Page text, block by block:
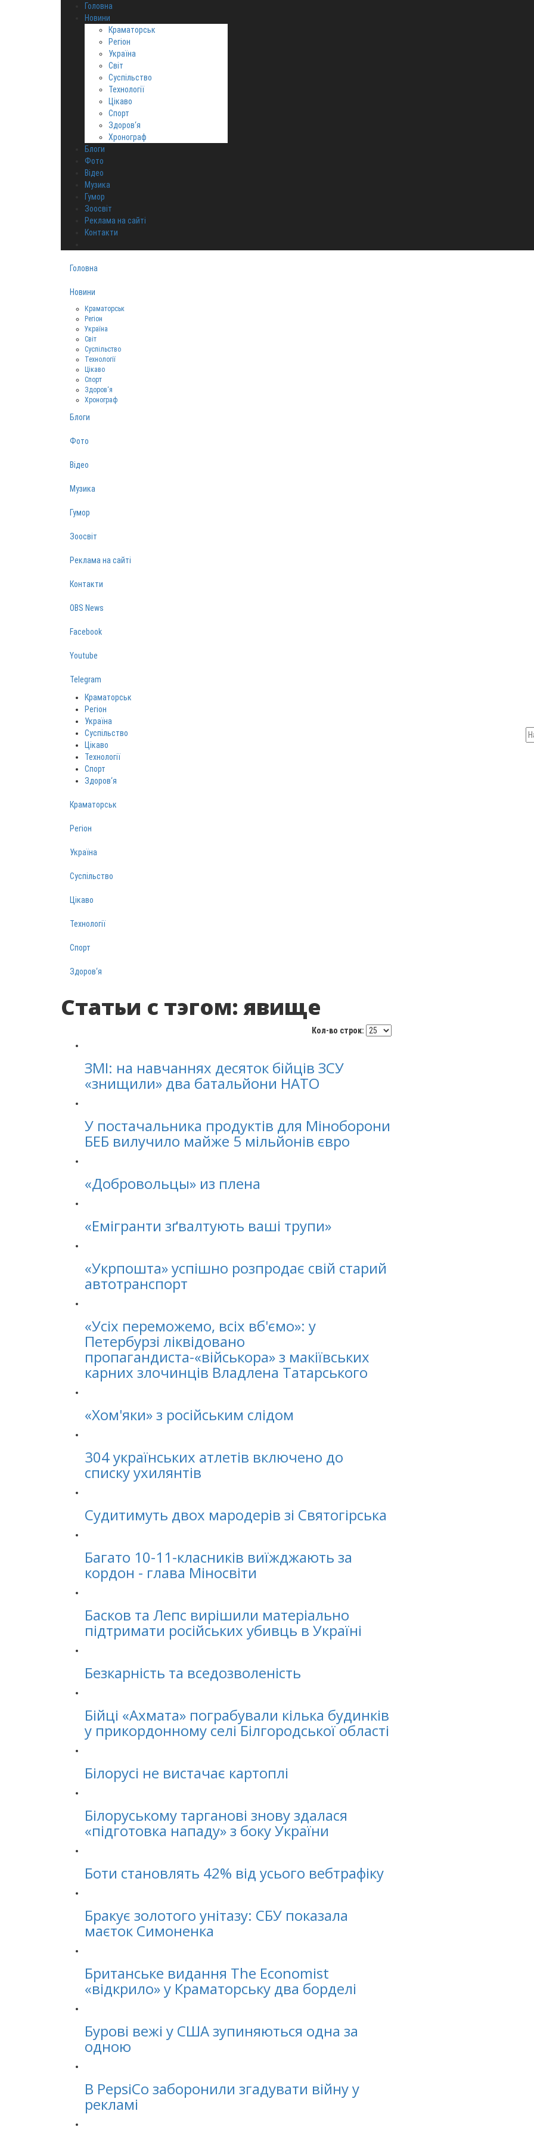
Головна
Новини
Краматорськ
Регіон
Україна
Світ
Суспільство
Технології
Цікаво
Спорт
Здоров‘я
Хронограф
Блоги
Фото
Відео
Музика
Гумор
Зоосвіт
Реклама на сайті
Контакти
Головна
Новини
Краматорськ
Регіон
Україна
Світ
Суспільство
Технології
Цікаво
Спорт
Здоров‘я
Хронограф
Блоги
Фото
Відео
Музика
Гумор
Зоосвіт
Реклама на сайті
Контакти
OBS News
Facebook
Youtube
Telegram
Краматорськ
Регіон
Україна
Суспільство
Цікаво
Технології
Спорт
Здоров‘я
Краматорськ
Регіон
Україна
Суспільство
Цікаво
Технології
Спорт
Здоров‘я
Статьи с тэгом: явище
Кол-во строк:
ЗМІ: на навчаннях десяток бійців ЗСУ
«знищили» два батальйони НАТО
У постачальника продуктів для Міноборони
БЕБ вилучило майже 5 мільйонів євро
«Добровольцы» из плена
«Емігранти зґвалтують ваші трупи»
«Укрпошта» успішно розпродає свій старий
автотранспорт
«Усіх переможемо, всіх вб'ємо»: у
Петербурзі ліквідовано
пропагандиста-«військора» з макіївських
карних злочинців Владлена Татарського
«Хом'яки» з російським слідом
304 українських атлетів включено до
списку ухилянтів
Cудитимуть двох мародерів зі Святогірська
Багато 10-11-класників виїжджають за
кордон - глава Міносвіти
Басков та Лепс вирішили матеріально
підтримати російських убивць в Україні
Безкарність та вседозволеність
Бійці «Ахмата» пограбували кілька будинків
у прикордонному селі Білгородської області
Білорусі не вистачає картоплі
Білоруському тарганові знову здалася
«підготовка нападу» з боку України
Боти становлять 42% від усього вебтрафіку
Бракує золотого унітазу: СБУ показала
маєток Симоненка
Британське видання The Economist
«відкрило» у Краматорську два борделі
Бурові вежі у США зупиняються одна за
одною
В PepsiCo заборонили згадувати війну у
рекламі